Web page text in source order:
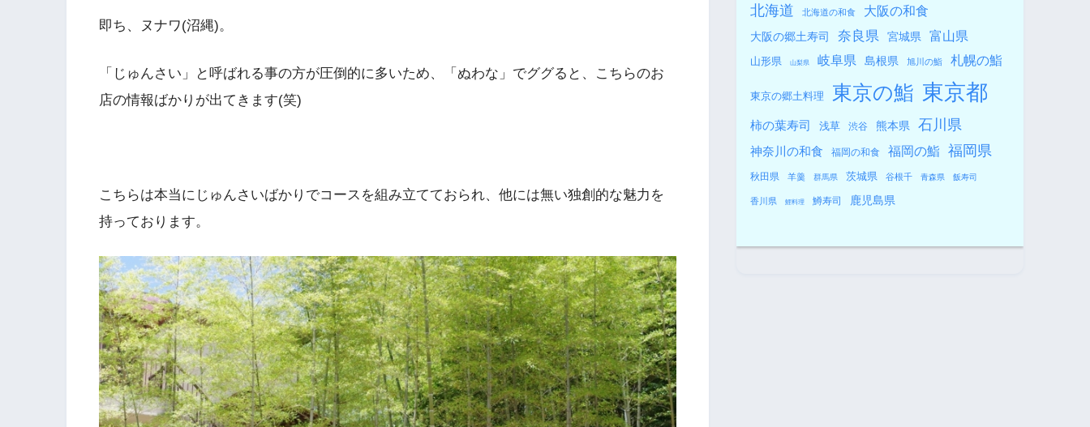
即ち、ヌナワ(沼縄)。
「じゅんさい」と呼ばれる事の方が圧倒的に多いため、「ぬわな」でググると、こちらのお
店の情報ばかりが出てきます(笑)
こちらは本当にじゅんさいばかりでコースを組み立てておられ、他には無い独創的な魅力を
持っております。
北海道 北海道の和食 大阪の和食
大阪の郷土寿司 奈良県 宮城県 富山県
山形県 山梨県 岐阜県 島根県 旭川の鮨 札幌の鮨
東京の郷土料理 東京の鮨 東京都
柿の葉寿司 浅草 渋谷 熊本県 石川県
神奈川の和食 福岡の和食 福岡の鮨 福岡県
秋田県 羊羹 群馬県 茨城県 谷根千 青森県 飯寿司
香川県 鯉料理 鱒寿司 鹿児島県